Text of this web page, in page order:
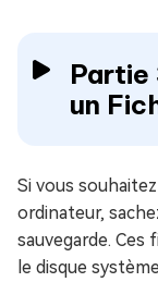
Partie
un
Si vous
ordinateur,
sauvegarde.
le disque